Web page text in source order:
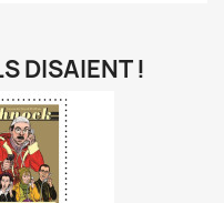
DISAIENT !